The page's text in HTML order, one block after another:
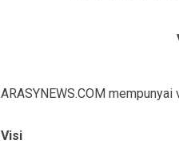
ARASYNEWS.COM
Visi